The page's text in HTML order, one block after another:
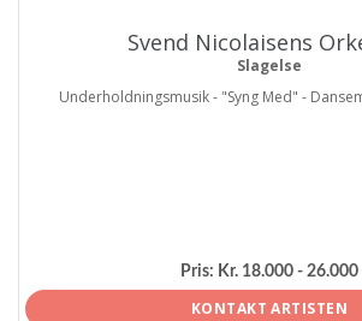
Svend Nicolaisens
Slagelse
Underholdningsmusik - "Syng Med" -
Pris: Kr. 18.000 - 26.000
KONTAKT ARTISTEN